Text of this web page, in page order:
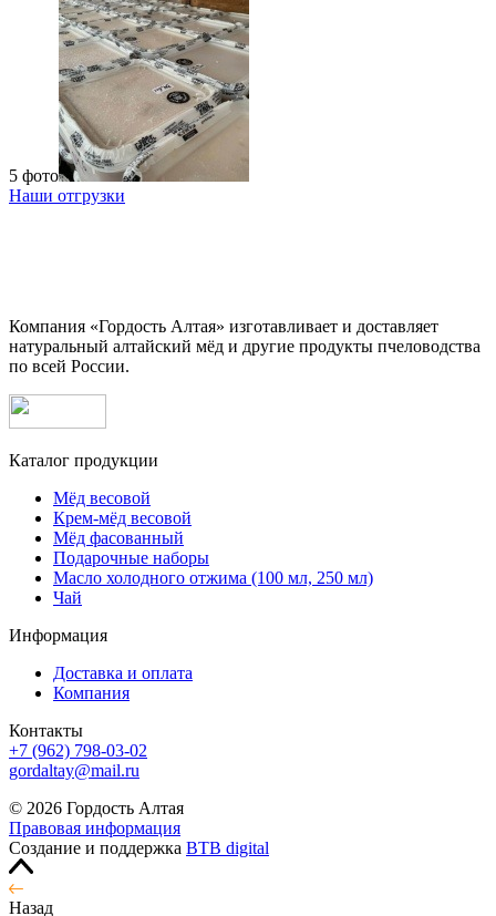
5 фото
Наши отгрузки
Компания «Гордость Алтая» изготавливает и доставляет
натуральный алтайский мёд и другие продукты пчеловодства
по всей России.
Каталог продукции
Мёд весовой
Крем-мёд весовой
Мёд фасованный
Подарочные наборы
Масло холодного отжима (100 мл, 250 мл)
Чай
Информация
Доставка и оплата
Компания
Контакты
+7 (962) 798-03-02
gordaltay@mail.ru
© 2026 Гордость Алтая
Правовая информация
Создание и поддержка BTB digital
Назад